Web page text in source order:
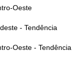
Oeste
- Tendência
Oeste - Tendência